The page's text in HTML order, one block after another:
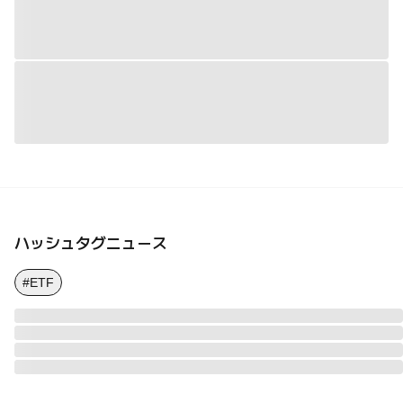
ハッシュタグニュース
#ETF